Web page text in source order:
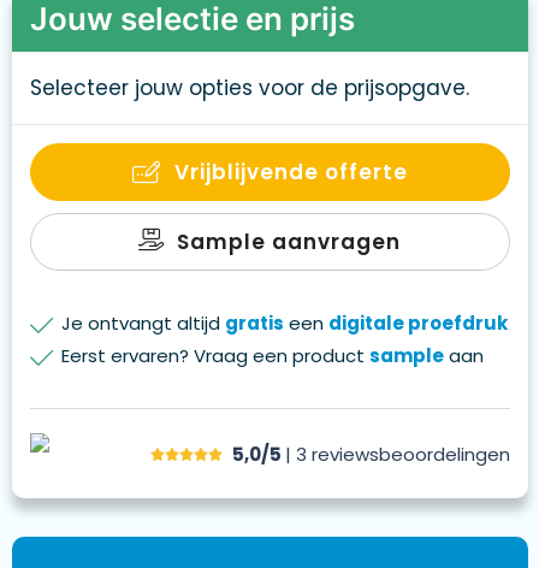
Jouw selectie en prijs
Selecteer jouw opties voor de prijsopgave.
Vrijblijvende offerte
Sample aanvragen
Je ontvangt altijd gratis een digitale proefdruk
Eerst ervaren? Vraag een product sampleaan
5,0/5 | 3 reviewsbeoordelingen